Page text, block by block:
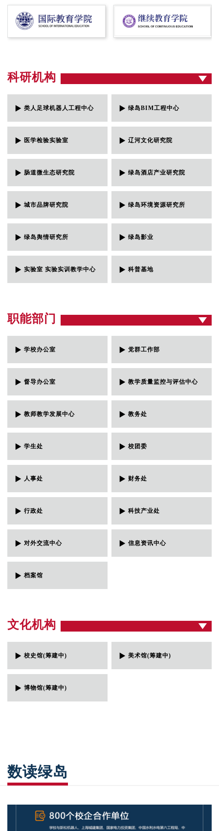
科研机构
类人足球机器人工程中心 绿岛BIM工程中心
医学检验实验室 辽河文化研究院
肠道微生态研究院 绿岛酒店产业研究院
城市品牌研究院 绿岛环境资源研究所
绿岛舆情研究所 绿岛影业
实验室 实验实训教学中心 科普基地
职能部门
学校办公室 党群工作部
督导办公室 教学质量监控与评估中心
教师教学发展中心 教务处
学生处 校团委
人事处 财务处
行政处 科技产业处
对外交流中心 信息资讯中心
档案馆
文化机构
校史馆(筹建中) 美术馆(筹建中)
博物馆(筹建中)
数读绿岛